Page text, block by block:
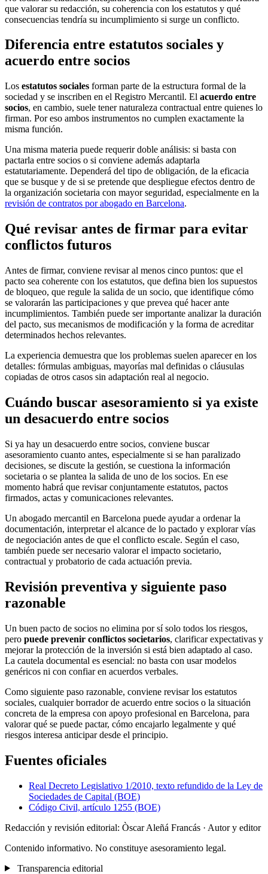
que valorar su redacción, su coherencia con los estatutos y qué
consecuencias tendría su incumplimiento si surge un conflicto.
Diferencia entre estatutos sociales y
acuerdo entre socios
Los estatutos sociales forman parte de la estructura formal de la
sociedad y se inscriben en el Registro Mercantil. El acuerdo entre
socios, en cambio, suele tener naturaleza contractual entre quienes lo
firman. Por eso ambos instrumentos no cumplen exactamente la
misma función.
Una misma materia puede requerir doble análisis: si basta con
pactarla entre socios o si conviene además adaptarla
estatutariamente. Dependerá del tipo de obligación, de la eficacia
que se busque y de si se pretende que despliegue efectos dentro de
la organización societaria con mayor seguridad, especialmente en la
revisión de contratos por abogado en Barcelona.
Qué revisar antes de firmar para evitar
conflictos futuros
Antes de firmar, conviene revisar al menos cinco puntos: que el
pacto sea coherente con los estatutos, que defina bien los supuestos
de bloqueo, que regule la salida de un socio, que identifique cómo
se valorarán las participaciones y que prevea qué hacer ante
incumplimientos. También puede ser importante analizar la duración
del pacto, sus mecanismos de modificación y la forma de acreditar
determinados hechos relevantes.
La experiencia demuestra que los problemas suelen aparecer en los
detalles: fórmulas ambiguas, mayorías mal definidas o cláusulas
copiadas de otros casos sin adaptación real al negocio.
Cuándo buscar asesoramiento si ya existe
un desacuerdo entre socios
Si ya hay un desacuerdo entre socios, conviene buscar
asesoramiento cuanto antes, especialmente si se han paralizado
decisiones, se discute la gestión, se cuestiona la información
societaria o se plantea la salida de uno de los socios. En ese
momento habrá que revisar conjuntamente estatutos, pactos
firmados, actas y comunicaciones relevantes.
Un abogado mercantil en Barcelona puede ayudar a ordenar la
documentación, interpretar el alcance de lo pactado y explorar vías
de negociación antes de que el conflicto escale. Según el caso,
también puede ser necesario valorar el impacto societario,
contractual y probatorio de cada actuación previa.
Revisión preventiva y siguiente paso
razonable
Un buen pacto de socios no elimina por sí solo todos los riesgos,
pero puede prevenir conflictos societarios, clarificar expectativas y
mejorar la protección de la inversión si está bien adaptado al caso.
La cautela documental es esencial: no basta con usar modelos
genéricos ni con confiar en acuerdos verbales.
Como siguiente paso razonable, conviene revisar los estatutos
sociales, cualquier borrador de acuerdo entre socios o la situación
concreta de la empresa con apoyo profesional en Barcelona, para
valorar qué se puede pactar, cómo encajarlo legalmente y qué
riesgos interesa anticipar desde el principio.
Fuentes oficiales
Real Decreto Legislativo 1/2010, texto refundido de la Ley de
Sociedades de Capital (BOE)
Código Civil, artículo 1255 (BOE)
Redacción y revisión editorial: Òscar Aleñá Francás · Autor y editor
Contenido informativo. No constituye asesoramiento legal.
Transparencia editorial